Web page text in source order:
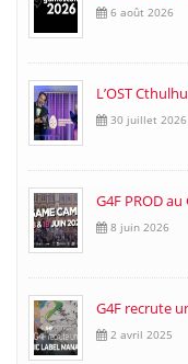
6 août 2026
L’OST
30 juillet 2026
G4F PROD
8 juin 2026
G4F recrute
2 avril 2025